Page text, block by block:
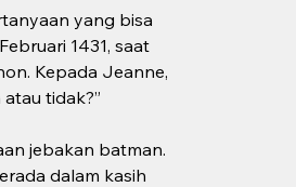
yang bisa
1431, saat
Kepada Jeanne,
tidak?”
jebakan batman.
dalam kasih